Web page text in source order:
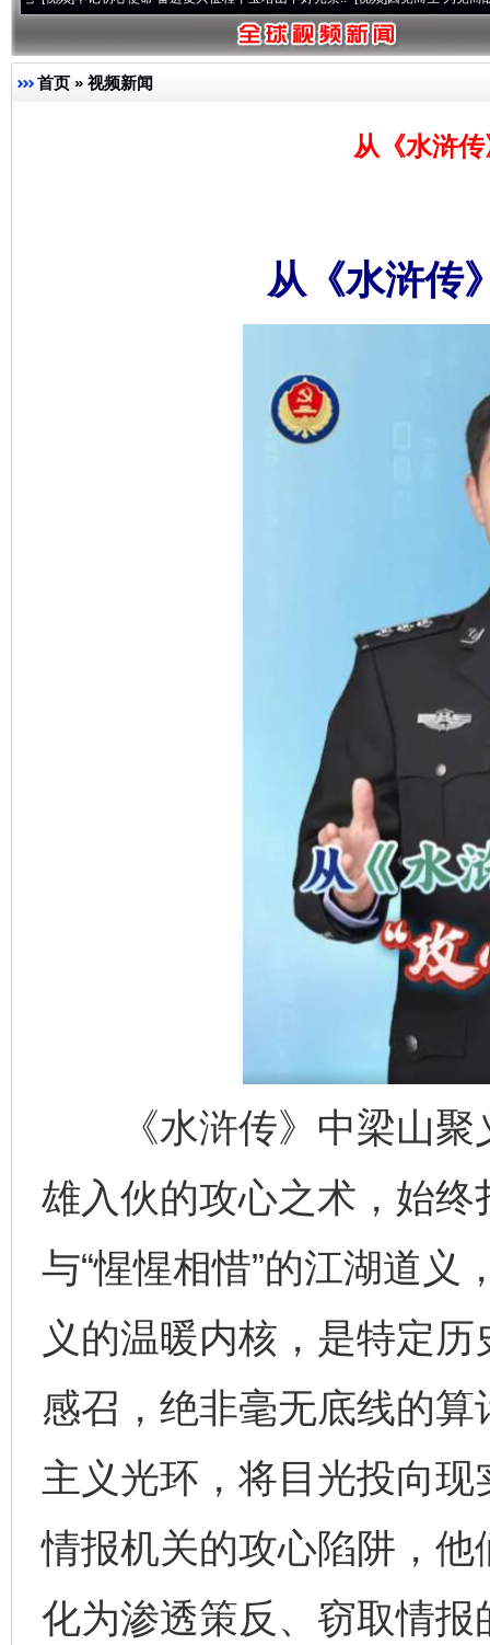
首页 » 视频新闻
从《水浒
从《水浒传
《水浒传》中梁山聚
雄入伙的攻心之术，始终
与“惺惺相惜”的江湖道义
义的温暖内核，是特定
感召，绝非毫无底线的
主义光环，将目光投向
情报机关的攻心陷阱，
化为渗透策反、窃取情